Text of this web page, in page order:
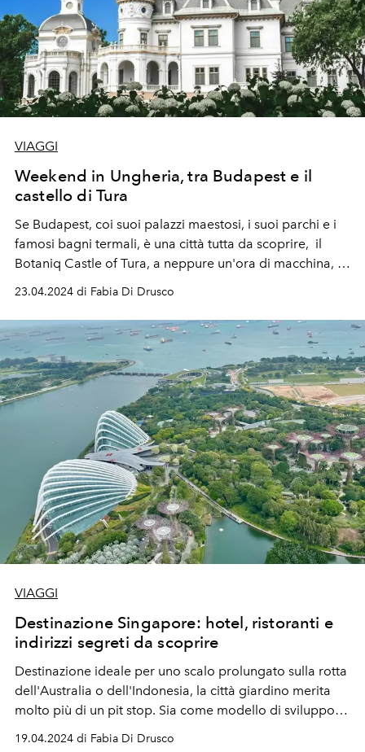
VIAGGI
Weekend in Ungheria, tra Budapest e il
castello di Tura
Se Budapest, coi suoi palazzi maestosi, i suoi parchi e i
famosi bagni termali, è una città tutta da scoprire, il
Botaniq Castle of Tura, a neppure un'ora di macchina, è
23.04.2024 di Fabia Di Drusco
VIAGGI
Destinazione Singapore: hotel, ristoranti e
indirizzi segreti da scoprire
Destinazione ideale per uno scalo prolungato sulla rotta
dell'Australia o dell'Indonesia, la città giardino merita
molto più di un pit stop. Sia come modello di sviluppo
19.04.2024 di Fabia Di Drusco